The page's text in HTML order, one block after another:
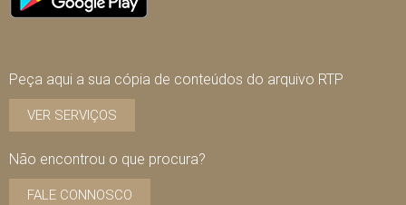
Peça aqui a sua cópia de conteúdos do arquivo RTP
VER SERVIÇOS
Não encontrou o que procura?
FALE CONNOSCO